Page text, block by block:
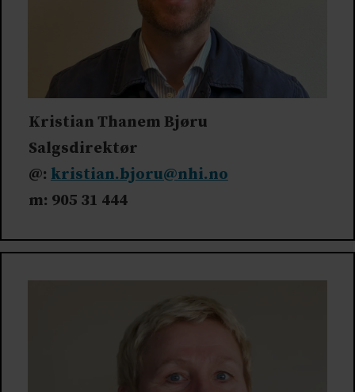
Kristian Thanem Bjøru
Salgsdirektør
@: kristian.bjoru@nhi.no
m: 905 31 444